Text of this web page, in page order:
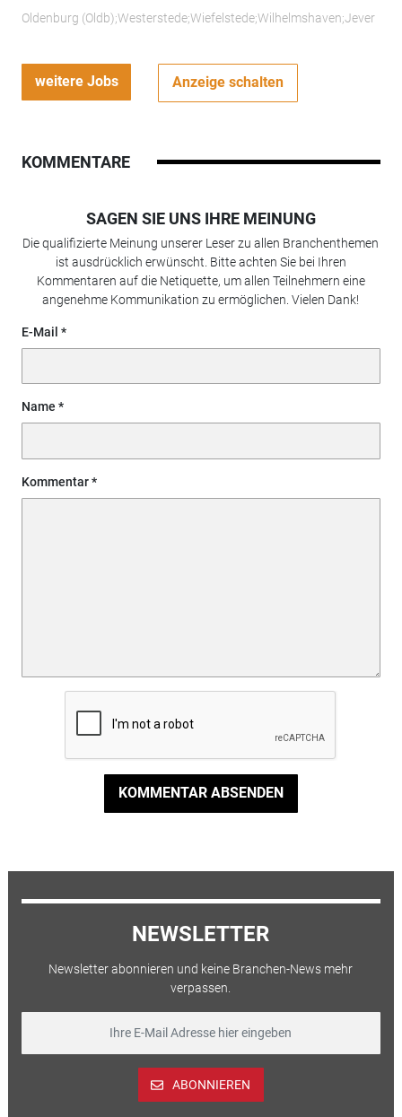
Oldenburg (Oldb);Westerstede;Wiefelstede;Wilhelmshaven;Jever
weitere Jobs Anzeige schalten
KOMMENTARE
SAGEN SIE UNS IHRE MEINUNG
Die qualifizierte Meinung unserer Leser zu allen Branchenthemen
ist ausdrücklich erwünscht. Bitte achten Sie bei Ihren
Kommentaren auf die Netiquette, um allen Teilnehmern eine
angenehme Kommunikation zu ermöglichen. Vielen Dank!
E-Mail
Name
Kommentar
KOMMENTAR ABSENDEN
NEWSLETTER
Newsletter abonnieren und keine Branchen-News mehr
verpassen.
ABONNIEREN